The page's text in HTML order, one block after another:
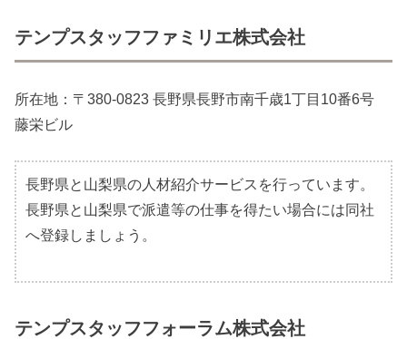
テンプスタッフファミリエ株式会社
所在地：〒380-0823 長野県長野市南千歳1丁目10番6号
藤栄ビル
長野県と山梨県の人材紹介サービスを行っています。
長野県と山梨県で派遣等の仕事を得たい場合には同社
へ登録しましょう。
テンプスタッフフォーラム株式会社